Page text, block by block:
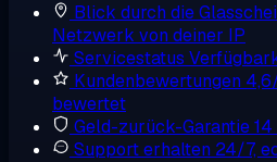
Blick durch die
Netzwerk von deiner IP
Servicestatus
Kundenbewertungen
bewertet
Geld-zurück-Garantie
Support erhalten 24/7,